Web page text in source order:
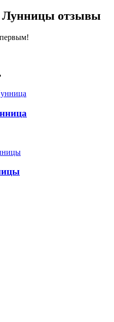
Лунницы отзывы
первым!